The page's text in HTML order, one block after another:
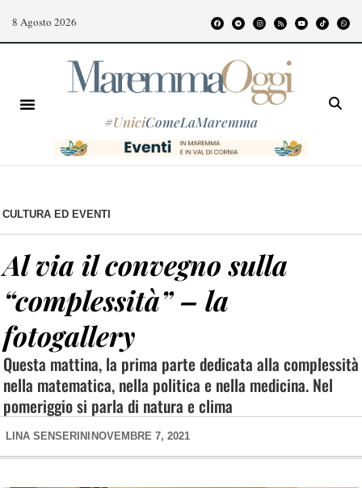
8 Agosto 2026
#UniciComeLaMaremma
CULTURA ED EVENTI
Al via il convegno sulla
“complessità” – la
fotogallery
Questa mattina, la prima parte dedicata alla complessità
nella matematica, nella politica e nella medicina. Nel
pomeriggio si parla di natura e clima
LINA SENSERINI NOVEMBRE 7, 2021